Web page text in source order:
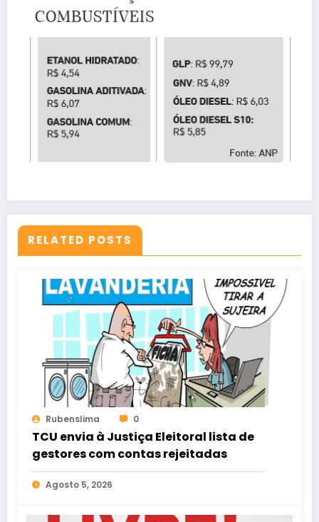
RELATED POSTS
Rubenslima 0
TCU envia à Justiça Eleitoral lista de
gestores com contas rejeitadas
Agosto 5, 2026